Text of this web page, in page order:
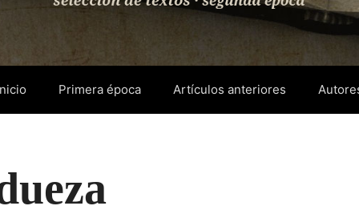
Primera época Artículos anteriores